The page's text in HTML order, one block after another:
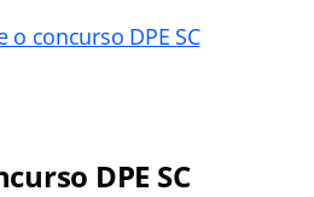
concurso DPE SC
DPE SC